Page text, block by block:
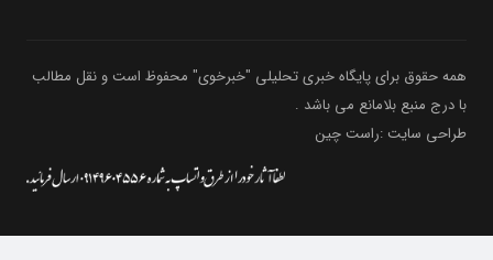
همه حقوق برای پایگاه خبری تحلیلی "خبرخوی" محفوظ است و نقل مطالب
با درج منبع بلامانع می باشد .
طراحی سایت :راست چین